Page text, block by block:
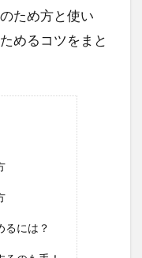
ため方と使い
めるコツをまと
るには？